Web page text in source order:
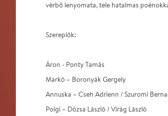
vérbő lenyomata, tele hatalmas
Szereplők:
Áron - Ponty Tamás
Markó – Boronyák Gergely
Annuska – Cseh Adrienn / Szuromi
Polgi – Dózsa László / Virág László